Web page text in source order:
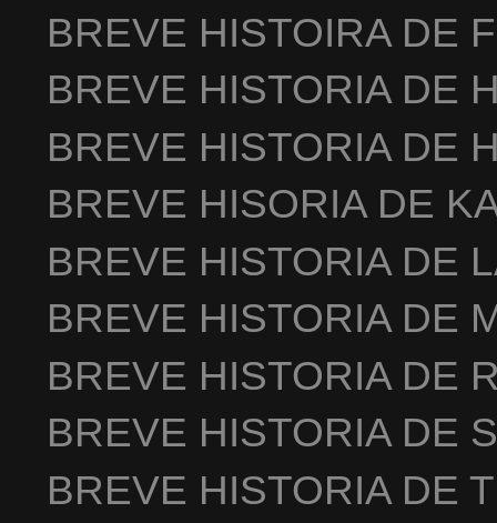
BREVE HISTOIRA DE
BREVE HISTORIA DE
BREVE HISTORIA DE
BREVE HISORIA DE
BREVE HISTORIA DE
BREVE HISTORIA DE
BREVE HISTORIA DE
BREVE HISTORIA DE
BREVE HISTORIA DE